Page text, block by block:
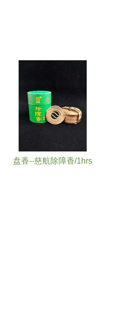
盘香--慈航除障香/1hrs